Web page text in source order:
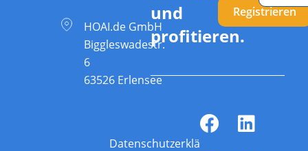
HOAI.de GmbH
Biggleswadestr.
6
63526 Erlensee
und
profitieren.
Registrieren
Datenschutzerklärung